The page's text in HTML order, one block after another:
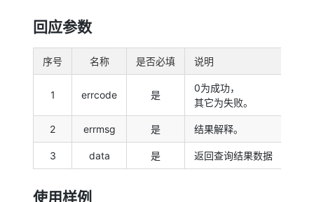
回应参数
序号 名称 是否必填 说明
1 errcode 是
0为成功，
其它为失败。
2 errmsg 是 结果解释。
3 data 是 返回查询结果数据
使用样例